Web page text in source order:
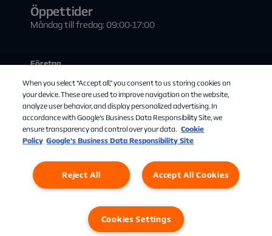
Öppettider
Måndag till fredag: 09:00-17:00
Företag
Kontakta oss
Visa tv i offentlig miljö
Teknisk information
Våra samarbetspartners
Personuppgifter CookiesCookies Settings
When you select “Accept all,” you consent to us storing cookies on
your device. These are used to improve navigation on the website,
analyze user behavior, and display personalized advertising. In
accordance with Google's Business Data Responsibility Site, we
ensure transparency and control over your data. Cookie
Policy Google’s Business Data Responsibility Site
Accept All Cookies
Reject All
Cookies Settings